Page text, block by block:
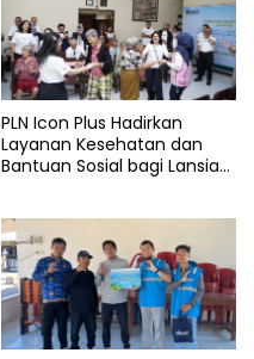
PLN Icon Plus Hadirkan
Layanan Kesehatan dan
Bantuan Sosial bagi Lansia